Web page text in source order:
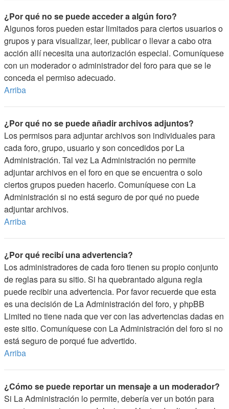
¿Por qué no se puede acceder a algún foro?
Algunos foros pueden estar limitados para ciertos usuarios o
grupos y para visualizar, leer, publicar o llevar a cabo otra
acción allí necesita una autorización especial. Comuníquese
con un moderador o administrador del foro para que se le
conceda el permiso adecuado.
Arriba
¿Por qué no se puede añadir archivos adjuntos?
Los permisos para adjuntar archivos son individuales para
cada foro, grupo, usuario y son concedidos por La
Administración. Tal vez La Administración no permite
adjuntar archivos en el foro en que se encuentra o solo
ciertos grupos pueden hacerlo. Comuníquese con La
Administración si no está seguro de por qué no puede
adjuntar archivos.
Arriba
¿Por qué recibí una advertencia?
Los administradores de cada foro tienen su propio conjunto
de reglas para su sitio. Si ha quebrantado alguna regla
puede recibir una advertencia. Por favor recuerde que esta
es una decisión de La Administración del foro, y phpBB
Limited no tiene nada que ver con las advertencias dadas en
este sitio. Comuníquese con La Administración del foro si no
está seguro de porqué fue advertido.
Arriba
¿Cómo se puede reportar un mensaje a un moderador?
Si La Administración lo permite, debería ver un botón para